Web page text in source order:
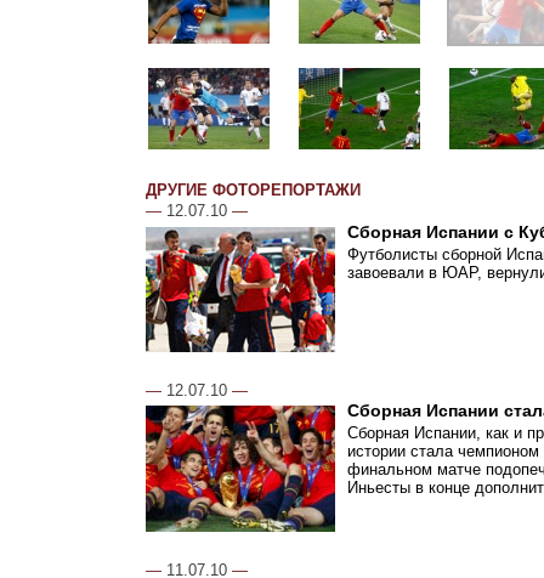
ДРУГИЕ ФОТОРЕПОРТАЖИ
— 12.07.10 —
Сборная Испании с
Футболисты сборной
завоевали в ЮАР,
— 12.07.10 —
Сборная Испании
Сборная Испании, как и
истории стала
финальном матче
Иньесты в конце
— 11.07.10 —